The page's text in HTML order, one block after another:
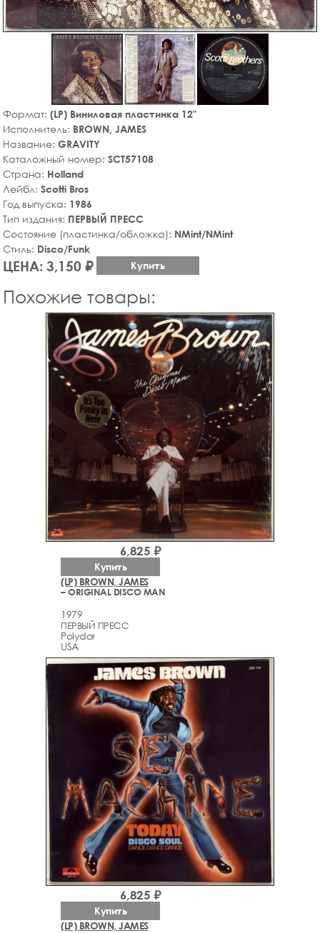
Формат: (LP) Виниловая пластинка 12"
Исполнитель: BROWN, JAMES
Название: GRAVITY
Каталожный номер: SCT57108
Страна: Holland
Лейбл: Scotti Bros
Год выпуска: 1986
Тип издания: ПЕРВЫЙ ПРЕСС
Состояние (пластинка/обложка): NMint/NMint
Стиль: Disco/Funk
ЦЕНА: 3,150 ₽ Купить
Похожие товары:
(LP) BROWN, JAMES
– ORIGINAL DISCO MAN
1979
ПЕРВЫЙ ПРЕСС
Polydor
USA
6,825 ₽
Купить
(LP) BROWN, JAMES
6,825 ₽
Купить